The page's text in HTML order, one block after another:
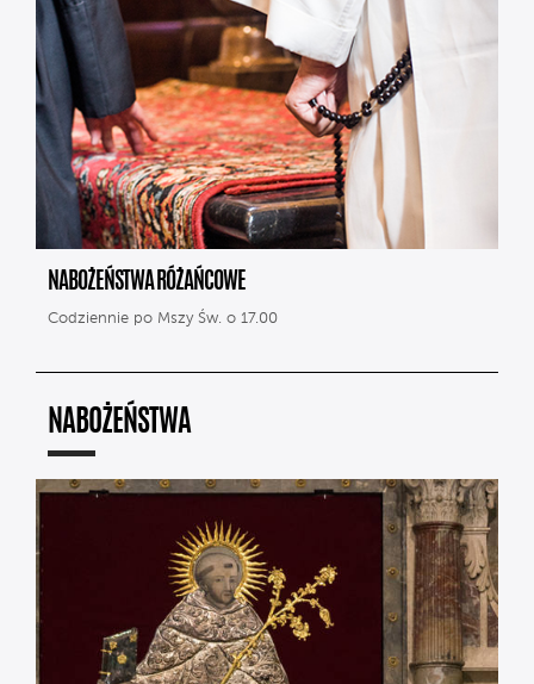
NABOŻEŃSTWA RÓŻAŃCOWE
Codziennie po Mszy Św. o 17.00
NABOŻEŃSTWA